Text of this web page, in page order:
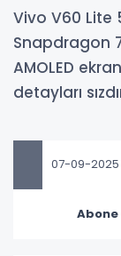
Vivo V60 Lite
Snapdragon
AMOLED
detayları
07-09-2025
Abone